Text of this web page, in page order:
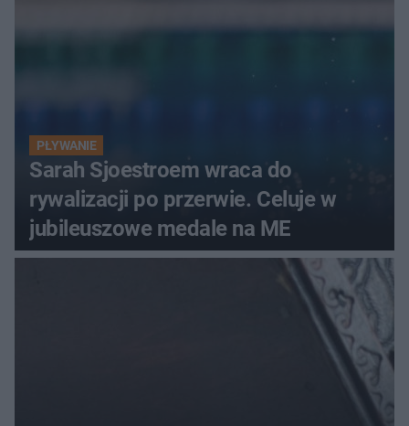
PŁYWANIE
Sarah Sjoestroem wraca do
rywalizacji po przerwie. Celuje w
jubileuszowe medale na ME